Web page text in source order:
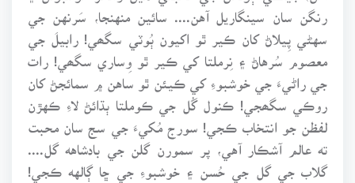
رنگن سان سينگاريل آهن.... سائين منهنجا، سَرنهن جي
سهڻي پِيلاڻ کان ڪير ٿو اکيون ٻُوٽي سگھي! رابيلَ جي
معصوم سُرهاڻ ۽ نِرملتا کي ڪير ٿو وِساري سگھي! رات
جي راڻيءَ جي خوشبوءِ کي ڪيئن ٿو ساهن ۾ سمائجڻ کان
روڪي سگھجي! ڪنول گُل جي ڪوملتا ٻڌائڻ لاءِ ڪهڙن
لفظن جو انتخاب ڪجي! سورج مُکيءَ جي سج سان محبت
ته عالم آشڪار آهي، پر سمورن گلن جي بادشاهه گل....
گلاب جي گل جي حُسن ۽ خوشبوءِ جي ڇا ڳالهه ڪجي!